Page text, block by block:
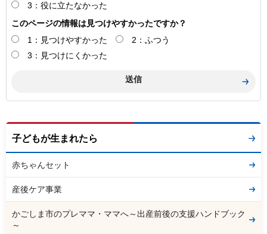
3：役に立たなかった
このページの情報は見つけやすかったですか？
1：見つけやすかった
2：ふつう
3：見つけにくかった
子どもが生まれたら
赤ちゃんセット
産後ケア事業
かごしま市のプレママ・ママへ～出産前後の支援ハンドブック
～